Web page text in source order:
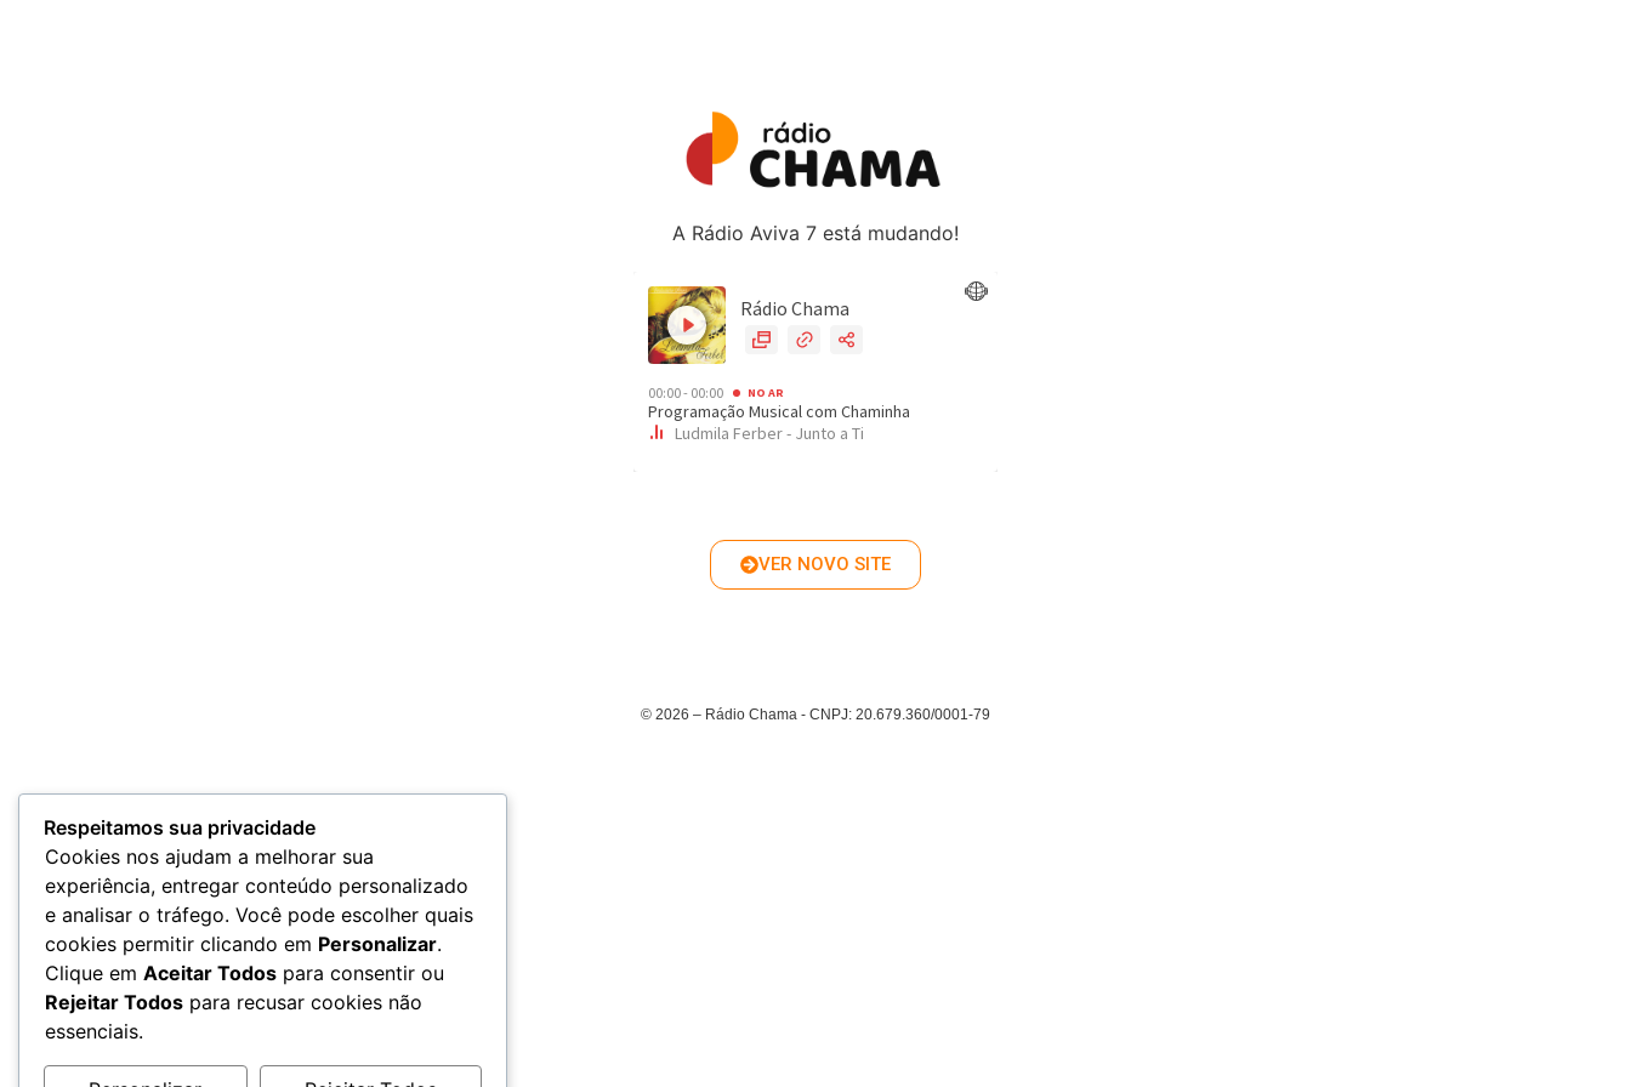
A Rádio Aviva 7 está mudando!
VER NOVO SITE
© 2026 – Rádio Chama - CNPJ: 20.679.360/0001-79
Respeitamos sua privacidade
Cookies nos ajudam a melhorar sua
experiência, entregar conteúdo personalizado
e analisar o tráfego. Você pode escolher quais
cookies permitir clicando em Personalizar.
Clique em Aceitar Todos para consentir ou
Rejeitar Todos para recusar cookies não
essenciais.